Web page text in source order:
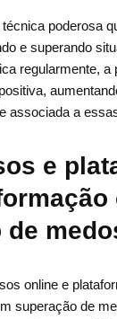
poderosa
e superando
regularmente, a
associada a
e
de
online e
superação de